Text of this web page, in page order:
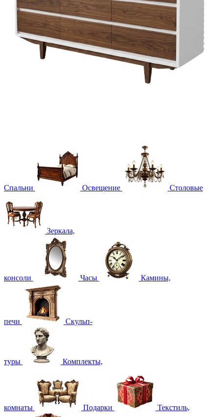
Спальни Освещение Столовые
Зеркала,
консоли Часы Камины,
печи Скульп-
туры Комплекты,
комнаты Подарки Текстиль,